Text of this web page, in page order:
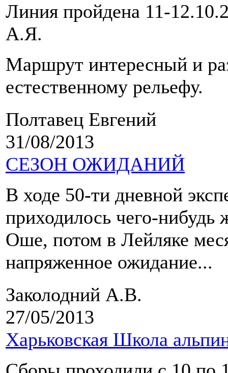
Линия пройдена 11-
А.Я.
Маршрут интересный и
естественному рельефу.
Полтавец Евгений
31/08/2013
СЕЗОН ОЖИДАНИЙ
В ходе 50-ти дневной
приходилось чего-нибудь
Оше, потом в Лейляке
напряженное ожидание...
Заколодний А.В.
27/05/2013
Харьковская Школа